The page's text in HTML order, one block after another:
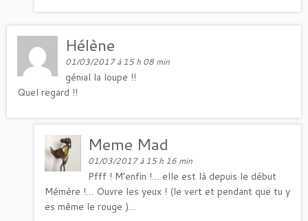
Hélène
01/03/2017 à 15 h 08 min
génial la loupe !!
Quel regard !!
Meme Mad
01/03/2017 à 15 h 16 min
Pfff ! M’enfin !… elle est là depuis le début
Mémère !… Ouvre les yeux ! (le vert et pendant que tu y
es même le rouge )…